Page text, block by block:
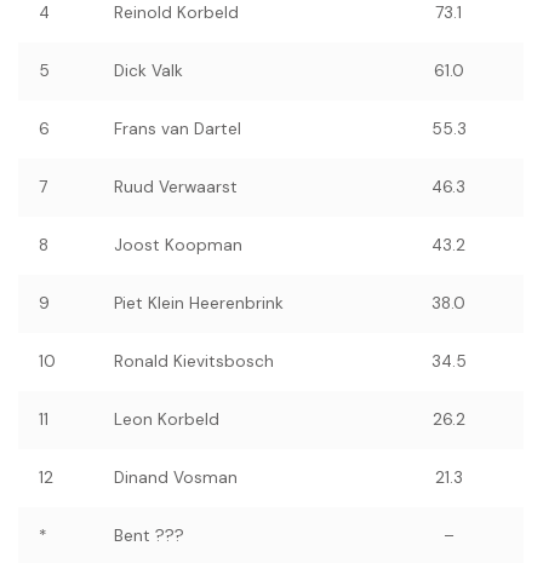
4 Reinold Korbeld 73.1
5 Dick Valk 61.0
6 Frans van Dartel 55.3
7 Ruud Verwaarst 46.3
8 Joost Koopman 43.2
9 Piet Klein Heerenbrink 38.0
10 Ronald Kievitsbosch 34.5
11 Leon Korbeld 26.2
12 Dinand Vosman 21.3
* Bent ??? –